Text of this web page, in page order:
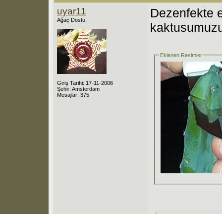
uyar11
Ağaç Dostu
Giriş Tarihi: 17-11-2006
Şehir: Amsterdam
Mesajlar: 375
Dezenfekte
Eklenen Resimler